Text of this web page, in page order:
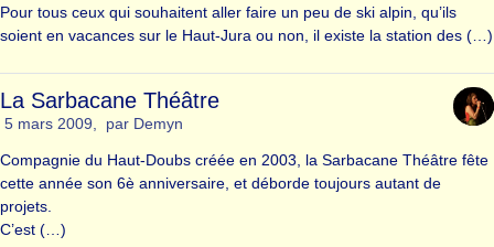
Pour tous ceux qui souhaitent aller faire un peu de ski alpin, qu’ils
soient en vacances sur le Haut-Jura ou non, il existe la station des (…)
La Sarbacane Théâtre
5 mars 2009, par Demyn
Compagnie du Haut-Doubs créée en 2003, la Sarbacane Théâtre fête
cette année son 6è anniversaire, et déborde toujours autant de
projets.
C’est (…)